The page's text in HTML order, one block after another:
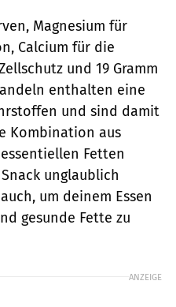
Magnesium für
Calcium für die
und 19 Gramm
enthalten eine
und sind damit
Kombination aus
Fetten
unglaublich
um deinem Essen
gesunde Fette zu
ANZEIGE